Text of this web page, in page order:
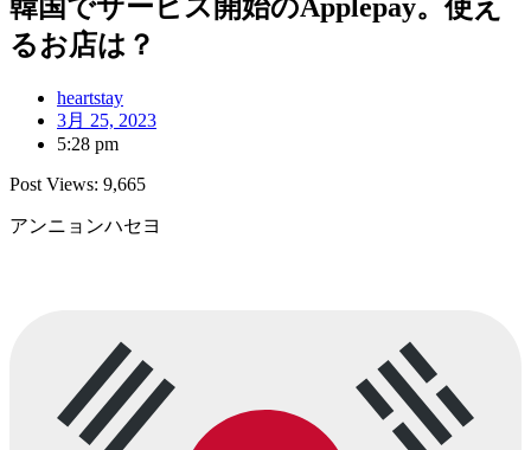
韓国でサービス開始のApplepay。使え
るお店は？
heartstay
3月 25, 2023
5:28 pm
Post Views: 9,665
アンニョンハセヨ